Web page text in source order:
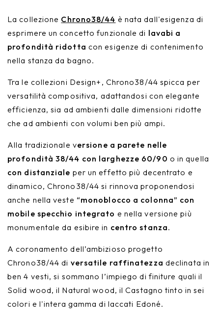
La collezione Chrono38/44 è nata dall'esigenza di
esprimere un concetto funzionale di lavabi a
profondità ridotta con esigenze di contenimento
nella stanza da bagno.
Tra le collezioni Design+, Chrono38/44 spicca per
versatilità compositiva, adattandosi con elegante
efficienza, sia ad ambienti dalle dimensioni ridotte
che ad ambienti con volumi ben più ampi.
Alla tradizionale versione a parete nelle
profondità 38/44 con larghezze 60/90 o in quella
con distanziale per un effetto più decentrato e
dinamico, Chrono38/44 si rinnova proponendosi
anche nella veste “monoblocco a colonna” con
mobile specchio integrato e nella versione più
monumentale da esibire in centro stanza.
A coronamento dell’ambizioso progetto
Chrono38/44 di versatile raffinatezza declinata in
ben 4 vesti, si sommano l’impiego di finiture quali il
Solid wood, il Natural wood, il Castagno tinto in sei
colori e l'intera gamma di laccati Edoné.